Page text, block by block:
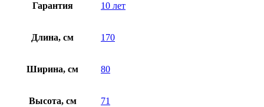
Гарантия 10 лет
Длина, см 170
Ширина, см 80
Высота, см 71